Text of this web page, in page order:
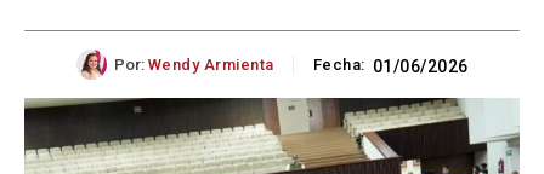
Por: Wendy Armienta Fecha: 01/06/2026